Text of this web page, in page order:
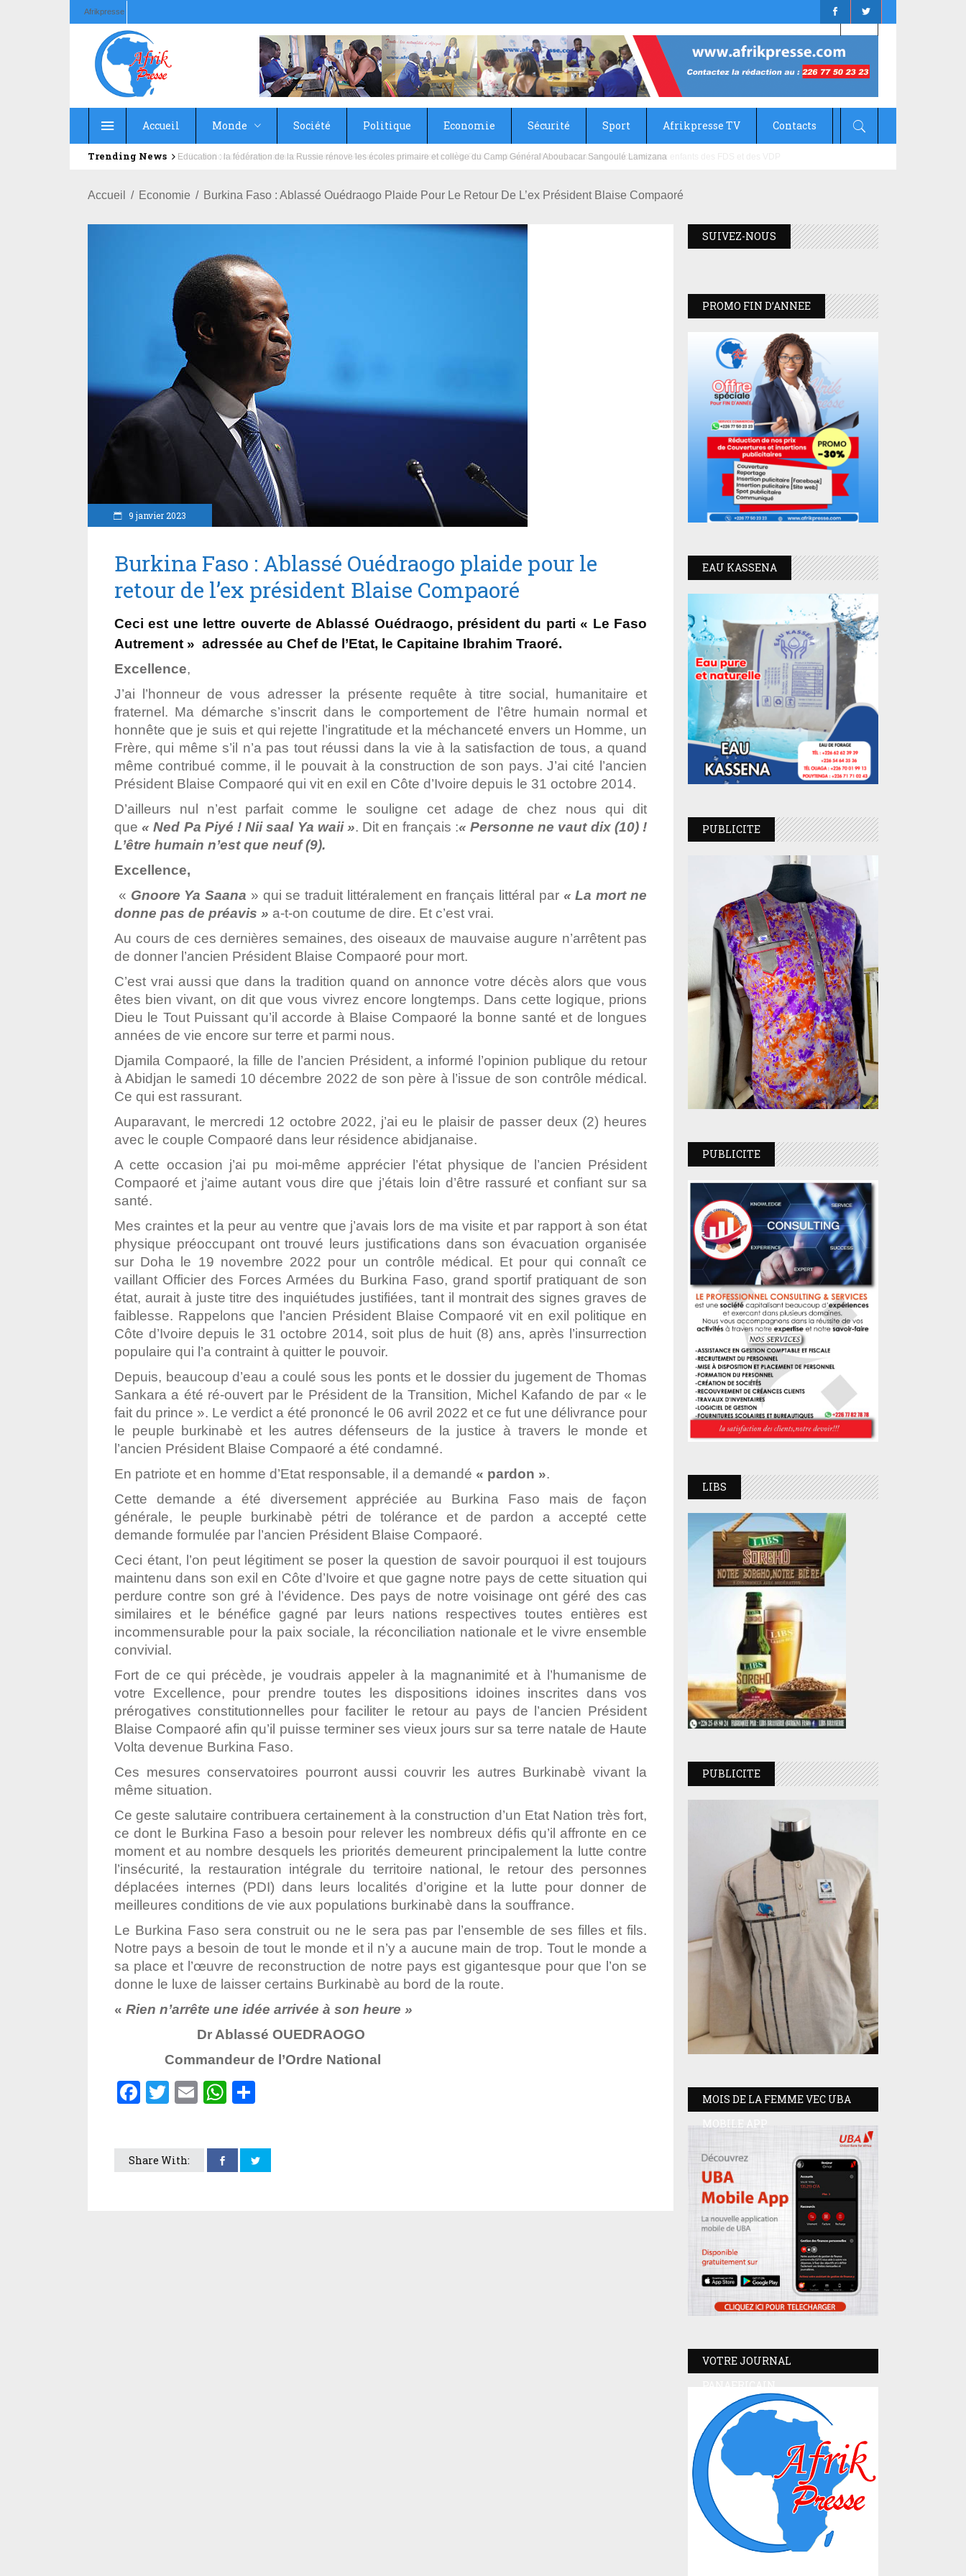
Afrikpresse
Accueil Monde Société Politique Economie Sécurité Sport Afrikpresse TV Contacts
Trending News Education : la fédération de la Russie rénove les écoles primaire et collège du Camp Général Aboubacar Sangoulé Lamizana
Accueil Economie Burkina Faso : Ablassé Ouédraogo Plaide Pour Le Retour De L’ex Président Blaise Compaoré
9 janvier 2023
Burkina Faso : Ablassé Ouédraogo plaide pour le
retour de l’ex président Blaise Compaoré
Ceci est une lettre ouverte de Ablassé Ouédraogo, président du parti « Le Faso
Autrement » adressée au Chef de l’Etat, le Capitaine Ibrahim Traoré.
Excellence,
J’ai l’honneur de vous adresser la présente requête à titre social, humanitaire et
fraternel. Ma démarche s’inscrit dans le comportement de l’être humain normal et
honnête que je suis et qui rejette l’ingratitude et la méchanceté envers un Homme, un
Frère, qui même s’il n’a pas tout réussi dans la vie à la satisfaction de tous, a quand
même contribué comme, il le pouvait à la construction de son pays. J’ai cité l’ancien
Président Blaise Compaoré qui vit en exil en Côte d’Ivoire depuis le 31 octobre 2014.
D’ailleurs nul n’est parfait comme le souligne cet adage de chez nous qui dit
que« Ned Pa Piyé ! Nii saal Ya waii ». Dit en français :« Personne ne vaut dix (10) !
L’être humain n’est que neuf (9).
Excellence,
« Gnoore Ya Saana » qui se traduit littéralement en français littéral par« La mort ne
donne pas de préavis » a-t-on coutume de dire. Et c’est vrai.
Au cours de ces dernières semaines, des oiseaux de mauvaise augure n’arrêtent pas
de donner l’ancien Président Blaise Compaoré pour mort.
C’est vrai aussi que dans la tradition quand on annonce votre décès alors que vous
êtes bien vivant, on dit que vous vivrez encore longtemps. Dans cette logique, prions
Dieu le Tout Puissant qu’il accorde à Blaise Compaoré la bonne santé et de longues
années de vie encore sur terre et parmi nous.
Djamila Compaoré, la fille de l’ancien Président, a informé l’opinion publique du retour
à Abidjan le samedi 10 décembre 2022 de son père à l’issue de son contrôle médical.
Ce qui est rassurant.
Auparavant, le mercredi 12 octobre 2022, j’ai eu le plaisir de passer deux (2) heures
avec le couple Compaoré dans leur résidence abidjanaise.
A cette occasion j’ai pu moi-même apprécier l’état physique de l’ancien Président
Compaoré et j’aime autant vous dire que j’étais loin d’être rassuré et confiant sur sa
santé.
Mes craintes et la peur au ventre que j’avais lors de ma visite et par rapport à son état
physique préoccupant ont trouvé leurs justifications dans son évacuation organisée
sur Doha le 19 novembre 2022 pour un contrôle médical. Et pour qui connaît ce
vaillant Officier des Forces Armées du Burkina Faso, grand sportif pratiquant de son
état, aurait à juste titre des inquiétudes justifiées, tant il montrait des signes graves de
faiblesse. Rappelons que l’ancien Président Blaise Compaoré vit en exil politique en
Côte d’Ivoire depuis le 31 octobre 2014, soit plus de huit (8) ans, après l’insurrection
populaire qui l’a contraint à quitter le pouvoir.
Depuis, beaucoup d’eau a coulé sous les ponts et le dossier du jugement de Thomas
Sankara a été ré-ouvert par le Président de la Transition, Michel Kafando de par « le
fait du prince ». Le verdict a été prononcé le 06 avril 2022 et ce fut une délivrance pour
le peuple burkinabè et les autres défenseurs de la justice à travers le monde et
l’ancien Président Blaise Compaoré a été condamné.
En patriote et en homme d’Etat responsable, il a demandé « pardon ».
Cette demande a été diversement appréciée au Burkina Faso mais de façon
générale, le peuple burkinabè pétri de tolérance et de pardon a accepté cette
demande formulée par l’ancien Président Blaise Compaoré.
Ceci étant, l’on peut légitiment se poser la question de savoir pourquoi il est toujours
maintenu dans son exil en Côte d’Ivoire et que gagne notre pays de cette situation qui
perdure contre son gré à l’évidence. Des pays de notre voisinage ont géré des cas
similaires et le bénéfice gagné par leurs nations respectives toutes entières est
incommensurable pour la paix sociale, la réconciliation nationale et le vivre ensemble
convivial.
Fort de ce qui précède, je voudrais appeler à la magnanimité et à l’humanisme de
votre Excellence, pour prendre toutes les dispositions idoines inscrites dans vos
prérogatives constitutionnelles pour faciliter le retour au pays de l’ancien Président
Blaise Compaoré afin qu’il puisse terminer ses vieux jours sur sa terre natale de Haute
Volta devenue Burkina Faso.
Ces mesures conservatoires pourront aussi couvrir les autres Burkinabè vivant la
même situation.
Ce geste salutaire contribuera certainement à la construction d’un Etat Nation très fort,
ce dont le Burkina Faso a besoin pour relever les nombreux défis qu’il affronte en ce
moment et au nombre desquels les priorités demeurent principalement la lutte contre
l’insécurité, la restauration intégrale du territoire national, le retour des personnes
déplacées internes (PDI) dans leurs localités d’origine et la lutte pour donner de
meilleures conditions de vie aux populations burkinabè dans la souffrance.
Le Burkina Faso sera construit ou ne le sera pas par l’ensemble de ses filles et fils.
Notre pays a besoin de tout le monde et il n’y a aucune main de trop. Tout le monde a
sa place et l’œuvre de reconstruction de notre pays est gigantesque pour que l’on se
donne le luxe de laisser certains Burkinabè au bord de la route.
« Rien n’arrête une idée arrivée à son heure »
Dr Ablassé OUEDRAOGO
Commandeur de l’Ordre National
Facebook
Twitter
EmailWhatsApp
Share With:
SUIVEZ-NOUS
PROMO FIN D’ANNEE
EAU KASSENA
PUBLICITE
PUBLICITE
LIBS
PUBLICITE
MOIS DE LA FEMME VEC UBA
MOBILE APP
VOTRE JOURNAL